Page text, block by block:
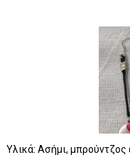
Υλικά: Ασήμι, μπρούντζος